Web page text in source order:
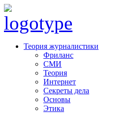
Теория журналистики
Фриланс
СМИ
Теория
Интернет
Секреты дела
Основы
Этика